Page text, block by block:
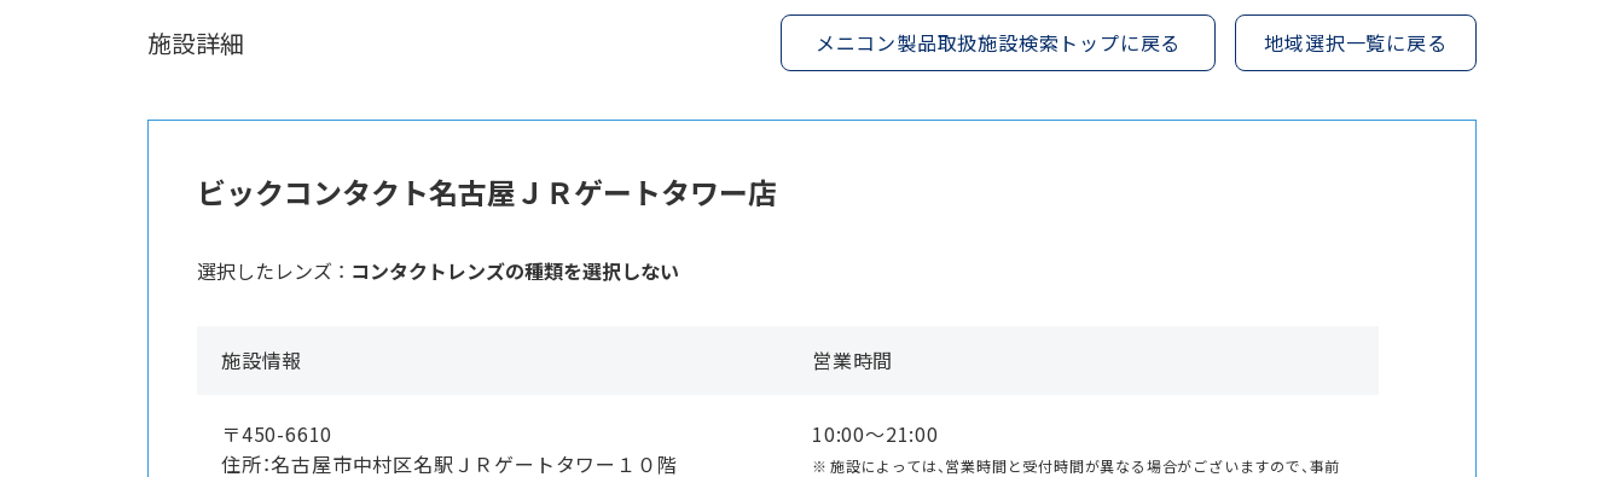
施設詳細 メニコン製品取扱施設検索トップに戻る 地域選択一覧に戻る
ビックコンタクト名古屋ＪＲゲートタワー店
選択したレンズ ： コンタクトレンズの種類を選択しない
施設情報
〒450-6610
住所：名古屋市中村区名駅ＪＲゲートタワー１０階
営業時間
10:00〜21:00
施設によっては、営業時間と受付時間が異なる場合がございますので、事前